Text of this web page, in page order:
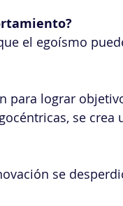
el egoísmo
para lograr
se crea
se